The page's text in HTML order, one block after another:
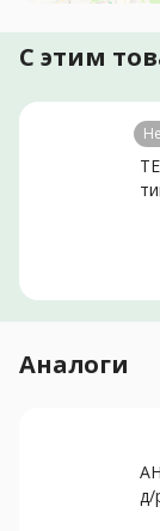
С этим
Аналоги
д/